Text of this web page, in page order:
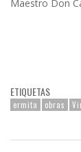
Maestro Don
ETIQUETAS
ermita obras